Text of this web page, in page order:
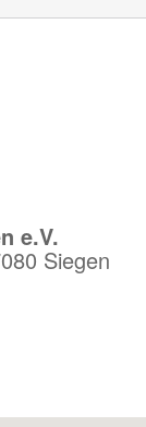
e.V.
Siegen